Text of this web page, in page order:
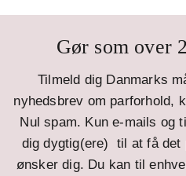
Gør som over
Tilmeld dig Danmarks
nyhedsbrev om parforhold,
Nul spam. Kun e-mails og
dig dygtig(ere) til at få det
ønsker dig. Du kan til